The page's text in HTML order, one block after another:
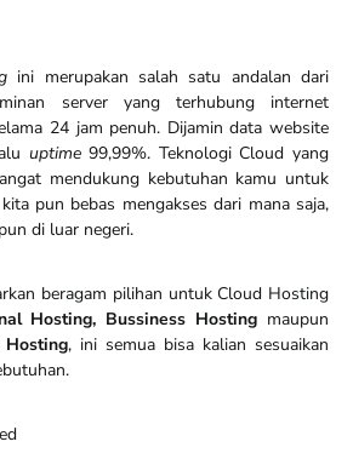
ini merupakan salah satu andalan dari
server yang terhubung internet
24 jam penuh. Dijamin data website
uptime99,99%. Teknologi Cloud yang
mendukung kebutuhan kamu untuk
pun bebas mengakses dari mana saja,
di luar negeri.
beragam pilihan untuk Cloud Hosting
Hosting, Bussiness Hosting maupun
Hosting, ini semua bisa kalian sesuaikan